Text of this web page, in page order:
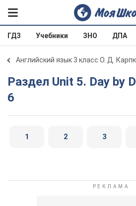
ГДЗ Учебники ЗНО ДПА
Английский язык 3 класс О. Д.
Раздел Unit 5. Day by Day. Lesson
6
1 2 3